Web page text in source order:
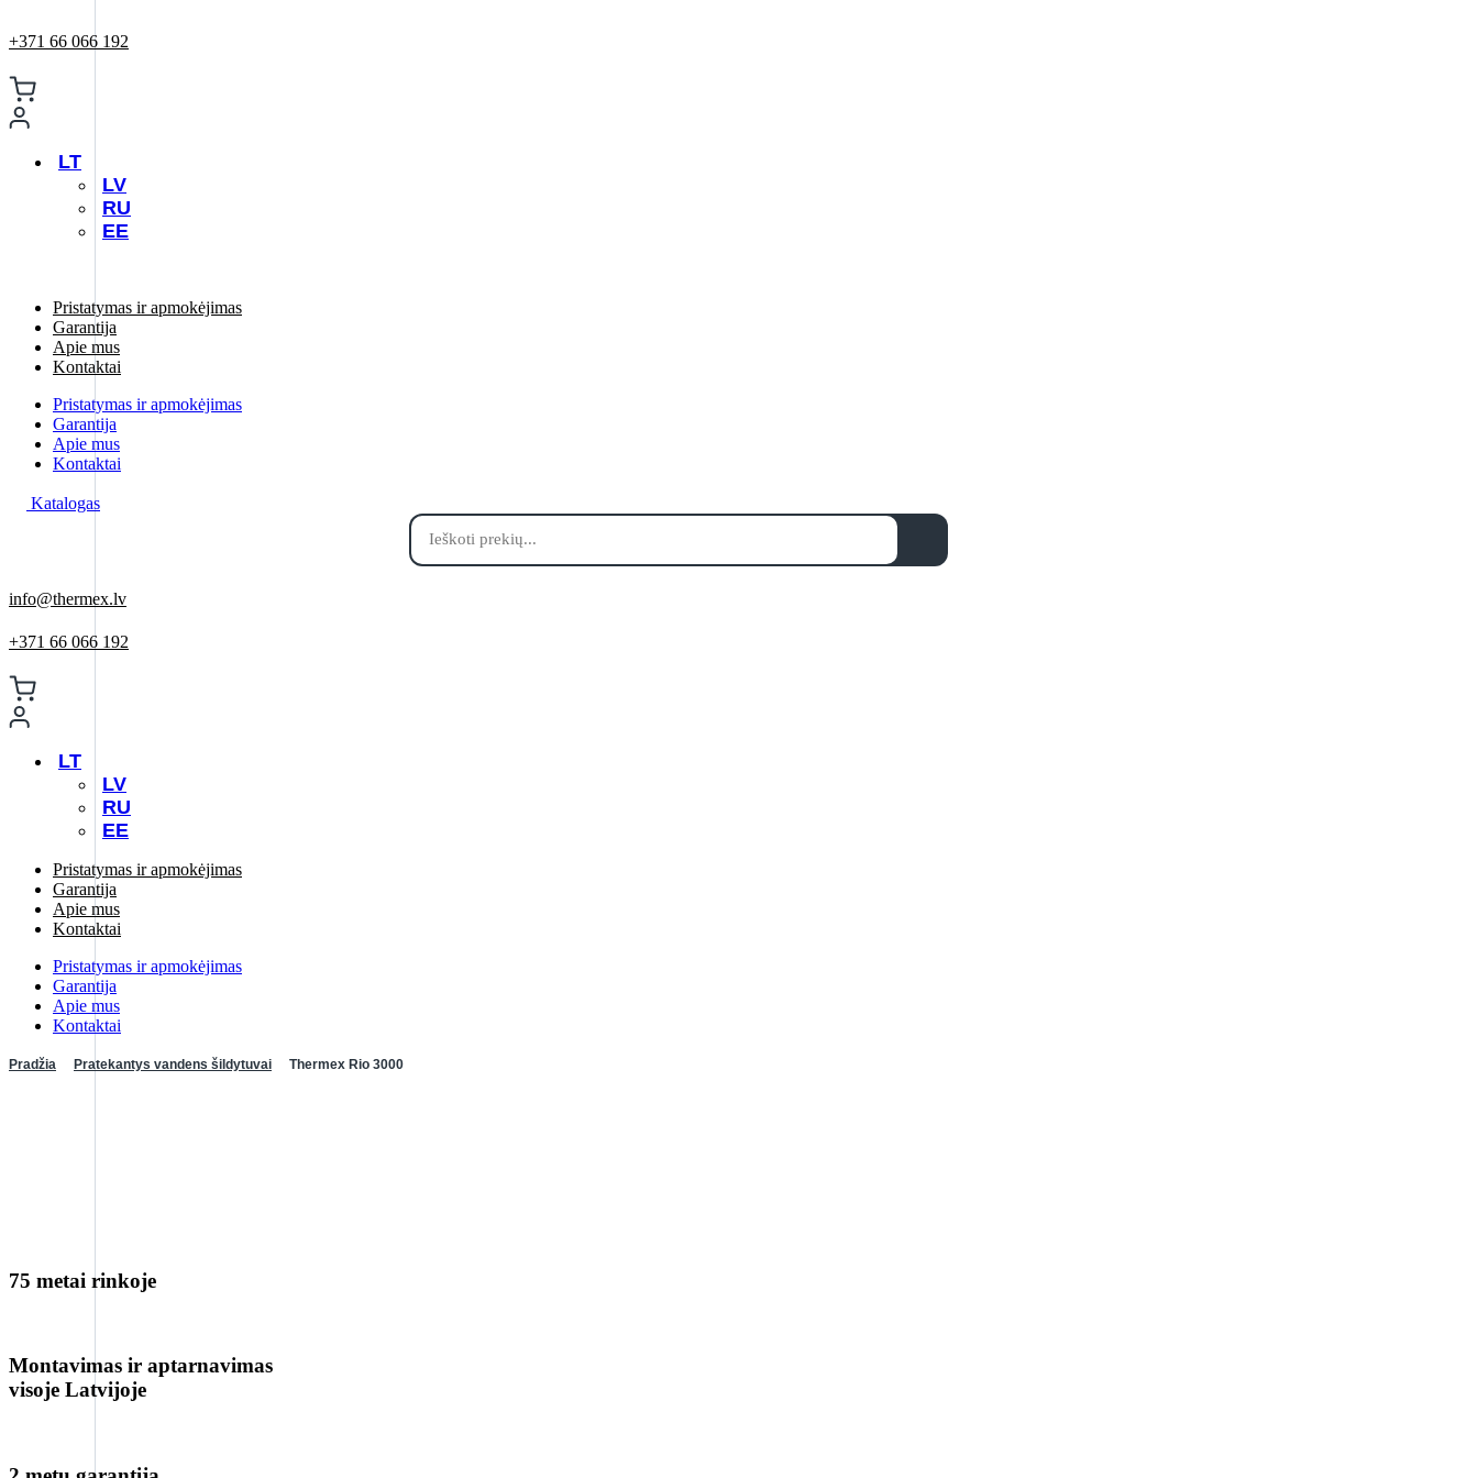
+371 66 066 192
LT
LV
RU
EE
Pristatymas ir apmokėjimas
Garantija
Apie mus
Kontaktai
Pristatymas ir apmokėjimas
Garantija
Apie mus
Kontaktai
Katalogas
Products
search
info@thermex.lv
+371 66 066 192
LT
LV
RU
EE
Pristatymas ir apmokėjimas
Garantija
Apie mus
Kontaktai
Pristatymas ir apmokėjimas
Garantija
Apie mus
Kontaktai
Pradžia Pratekantys vandens šildytuvai Thermex Rio 3000
75 metai rinkoje
Montavimas ir aptarnavimas
visoje Latvijoje